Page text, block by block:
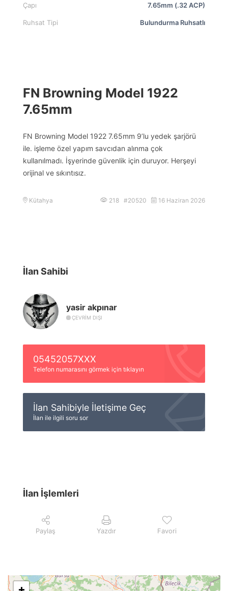
Çapı 7.65mm (.32 ACP)
Ruhsat Tipi Bulundurma Ruhsatlı
FN Browning Model 1922
7.65mm
FN Browning Model 1922 7.65mm 9’lu yedek şarjörü
ile. işleme özel yapım savcıdan alınma çok
kullanılmadı. İşyerinde güvenlik için duruyor. Herşeyi
orijinal ve sıkıntısız.
Kütahya 218 #20520 16 Haziran 2026
İlan Sahibi
yasir akpınar
ÇEVRIM DIŞI
05452057XXX
Telefon numarasını görmek için tıklayın
İlan Sahibiyle İletişime Geç
İlan ile ilgili soru sor
İlan İşlemleri
Paylaş Yazdır Favori